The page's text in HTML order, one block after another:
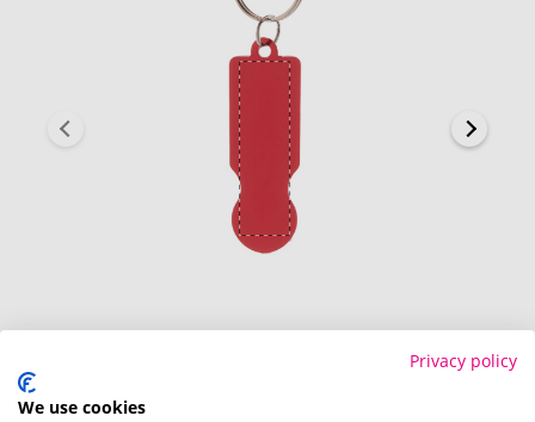
Privacy policy
We use cookies